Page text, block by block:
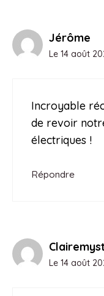
Jérôme
Le 14 août
Incroyable
de revoir
électriques !
Répondre
Le 14 août